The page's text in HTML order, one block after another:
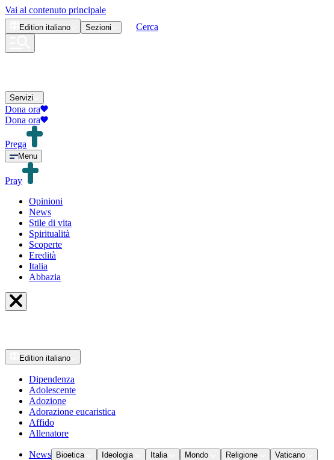
Vai al contenuto principale
Edition italiano Sezioni Cerca
Servizi
Dona ora
Dona ora
Prega
Menu
Pray
Opinioni
News
Stile di vita
Spiritualità
Scoperte
Eredità
Italia
Abbazia
Edition italiano
Dipendenza
Adolescente
Adozione
Adorazione eucaristica
Affido
Allenatore
News Bioetica Ideologia Italia Mondo Religione Vaticano